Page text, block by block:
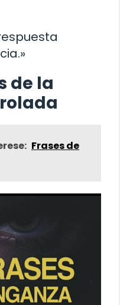
de la
Frases de